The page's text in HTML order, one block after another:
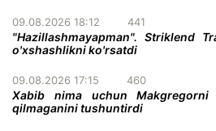
09.08.2026 18:12 441
"Hazillashmayapman". Striklend
o'xshashlikni ko'rsatdi
09.08.2026 17:15 460
Xabib nima uchun
qilmaganini tushuntirdi